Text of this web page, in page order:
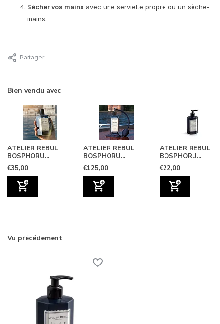
Sécher vos mains avec une serviette propre ou un sèche-
mains.
Partager
Bien vendu avec
ATELIER REBUL
BOSPHORU...
€35,00
ATELIER REBUL
BOSPHORU...
€125,00
ATELIER REBUL
BOSPHORU...
€22,00
Vu précédement